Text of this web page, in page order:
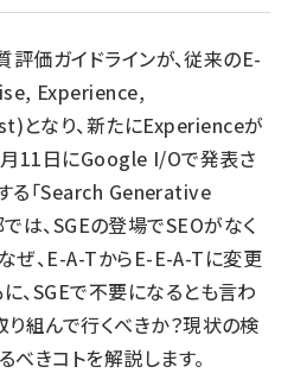
価ガイドラインが、従来のE-
Experience,
なり、新たにExperienceが
月11日にGoogle I/Oで発表さ
る「Search Generative
では、SGEの登場でSEOがなく
ぜ、E-A-TからE-E-A-Tに変更
、SGEで不要になるとも言わ
組んで行くべきか？現状の検
べきコトを解説します。